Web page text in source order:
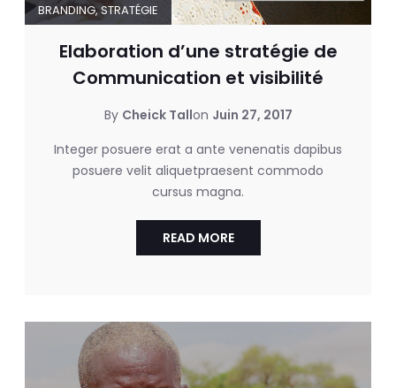
BRANDING,STRATÉGIE
Elaboration d’une stratégie de
Communication et visibilité
By Cheick Tallon Juin 27, 2017
Integer posuere erat a ante venenatis dapibus
posuere velit aliquetpraesent commodo
cursus magna.
READ MORE